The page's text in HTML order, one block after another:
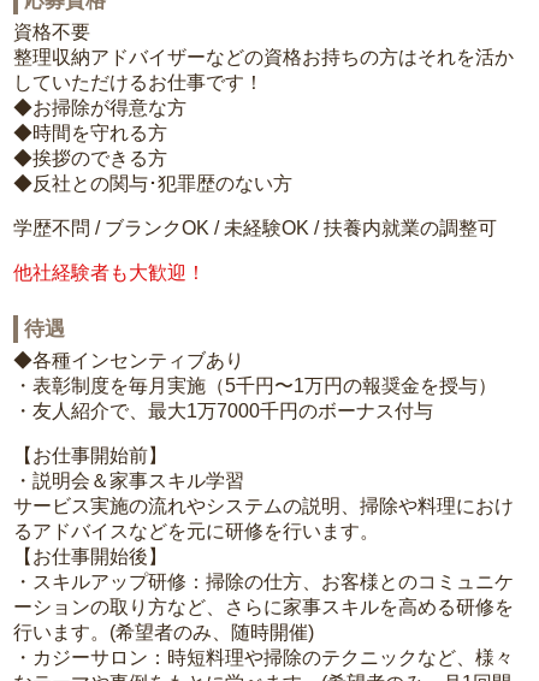
資格不要
整理収納アドバイザーなどの資格お持ちの方はそれを活か
していただけるお仕事です！
◆お掃除が得意な方
◆時間を守れる方
◆挨拶のできる方
◆反社との関与･犯罪歴のない方
学歴不問 / ブランクOK / 未経験OK / 扶養内就業の調整可
他社経験者も大歓迎！
待遇
◆各種インセンティブあり
・表彰制度を毎月実施（5千円〜1万円の報奨金を授与）
・友人紹介で、最大1万7000千円のボーナス付与
【お仕事開始前】
・説明会＆家事スキル学習
サービス実施の流れやシステムの説明、掃除や料理におけ
るアドバイスなどを元に研修を行います。
【お仕事開始後】
・スキルアップ研修：掃除の仕方、お客様とのコミュニケ
ーションの取り方など、さらに家事スキルを高める研修を
行います。(希望者のみ、随時開催)
・カジーサロン：時短料理や掃除のテクニックなど、様々